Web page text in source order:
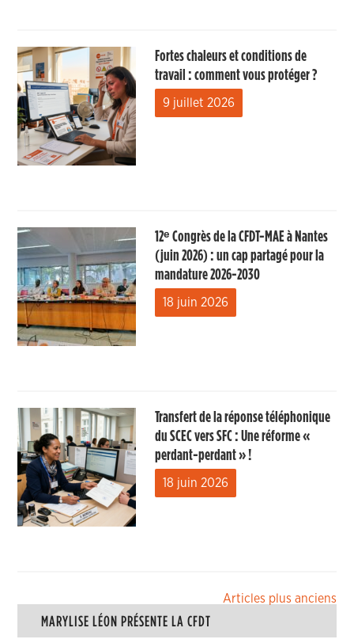
Fortes chaleurs et conditions de
travail : comment vous protéger ?
9 juillet 2026
12ᵉ Congrès de la CFDT-MAE à Nantes
(juin 2026) : un cap partagé pour la
mandature 2026-2030
18 juin 2026
Transfert de la réponse téléphonique
du SCEC vers SFC : Une réforme «
perdant-perdant » !
18 juin 2026
Navigation
des
Articles plus anciens
MARYLISE LÉON PRÉSENTE LA CFDT